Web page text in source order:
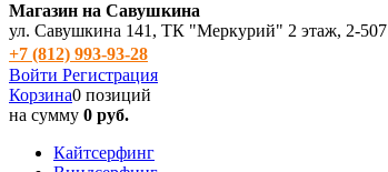
Магазин на Савушкина
ул. Савушкина 141, ТК "Меркурий" 2 этаж, 2-507
+7 (812) 993-93-28
Войти Регистрация
Корзина0 позиций
на сумму 0 руб.
Кайтсерфинг